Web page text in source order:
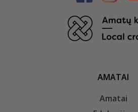
AMATAI
Amatai